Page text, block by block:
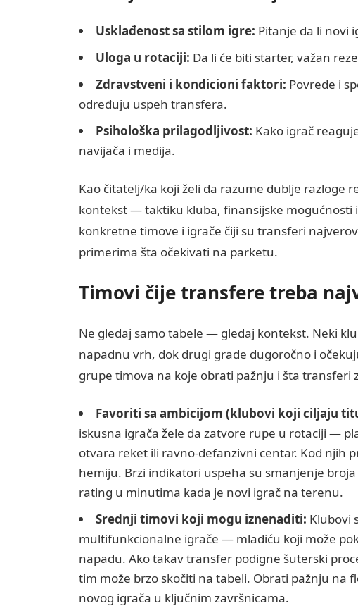
Usklađenost sa stilom igre: Pitanje da li novi
Uloga u rotaciji: Da li će biti starter, važan
Zdravstveni i kondicioni faktori: Povrede i
određuju uspeh transfera.
Psihološka prilagodljivost: Kako igrač
navijača i medija.
Kao čitatelj/ka koji želi da razume dublje razloge
kontekst — taktiku kluba, finansijske mogućnosti
konkretne timove i igrače čiji su transferi
primerima šta očekivati na parketu.
Timovi čije transfere treba
Ne gledaj samo tabele — gledaj kontekst. Neki
napadnu vrh, dok drugi grade dugoročno i
grupe timova na koje obrati pažnju i šta transferi
Favoriti sa ambicijom (klubovi koji ciljaju
iskusna igrača žele da zatvore rupe u rotaciji —
otvara reket ili ravno-defanzivni centar. Kod njih
hemiju. Brzi indikatori uspeha su smanjenje
rating u minutima kada je novi igrač na terenu.
Srednji timovi koji mogu iznenaditi: Klubovi
multifunkcionalne igrače — mladiću koji može
napadu. Ako takav transfer podigne šuterski
tim može brzo skočiti na tabeli. Obrati pažnju na
novog igrača u ključnim završnicama.